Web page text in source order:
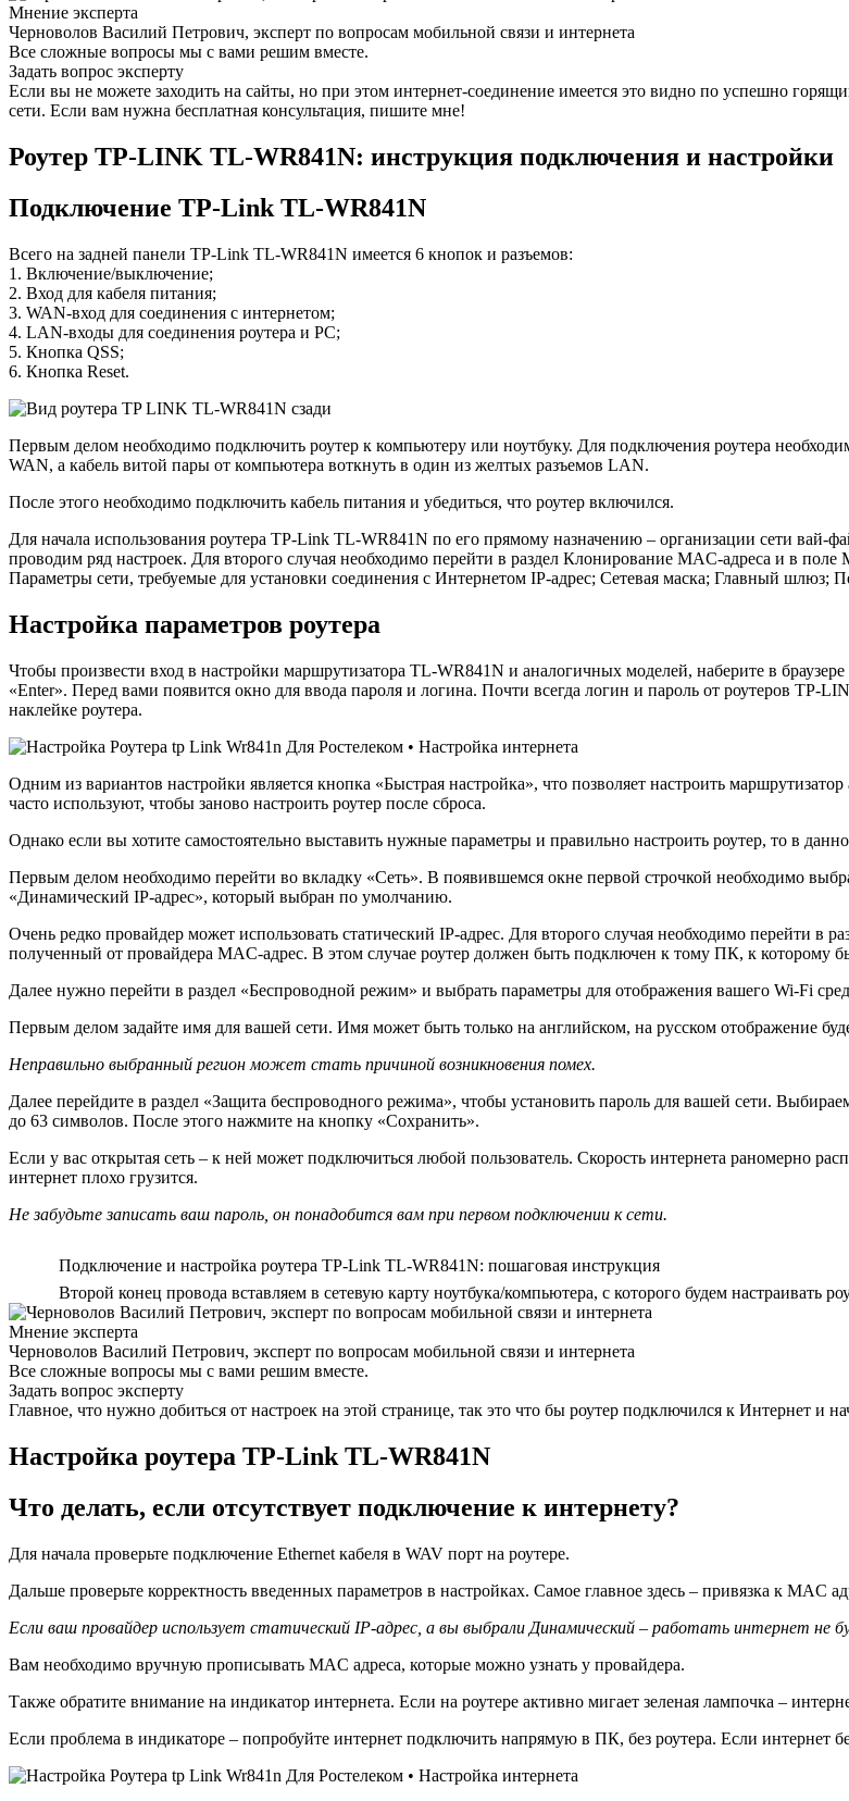
Мнение эксперта
Черноволов Василий Петрович, эксперт по вопросам мобильной связи и интернета
Все сложные вопросы мы с вами решим вместе.
Задать вопрос эксперту
Если вы не можете заходить на сайты, но при этом интернет-соединение имеется это видно по успешно
сети. Если вам нужна бесплатная консультация, пишите мне!
Роутер TP-LINK TL-WR841N: инструкция подключения и настройки
Подключение TP-Link TL-WR841N
Всего на задней панели TP-Link TL-WR841N имеется 6 кнопок и разъемов:
1. Включение/выключение;
2. Вход для кабеля питания;
3. WAN-вход для соединения с интернетом;
4. LAN-входы для соединения роутера и PC;
5. Кнопка QSS;
6. Кнопка Reset.
Первым делом необходимо подключить роутер к компьютеру или ноутбуку. Для подключения роутера
WAN, а кабель витой пары от компьютера воткнуть в один из желтых разъемов LAN.
После этого необходимо подключить кабель питания и убедиться, что роутер включился.
Для начала использования роутера TP-Link TL-WR841N по его прямому назначению – организации сети вай-
проводим ряд настроек. Для второго случая необходимо перейти в раздел Клонирование MAC-адреса и в
Параметры сети, требуемые для установки соединения с Интернетом IP-адрес; Сетевая маска; Главный
Настройка параметров роутера
Чтобы произвести вход в настройки маршрутизатора TL-WR841N и аналогичных моделей, наберите в
«Enter». Перед вами появится окно для ввода пароля и логина. Почти всегда логин и пароль от роутеров TP-
наклейке роутера.
Одним из вариантов настройки является кнопка «Быстрая настройка», что позволяет настроить
часто используют, чтобы заново настроить роутер после сброса.
Однако если вы хотите самостоятельно выставить нужные параметры и правильно настроить роутер, то в
Первым делом необходимо перейти во вкладку «Сеть». В появившемся окне первой строчкой необходимо
«Динамический IP-адрес», который выбран по умолчанию.
Очень редко провайдер может использовать статический IP-адрес. Для второго случая необходимо перейти в
полученный от провайдера MAC-адрес. В этом случае роутер должен быть подключен к тому ПК, к которому
Далее нужно перейти в раздел «Беспроводной режим» и выбрать параметры для отображения вашего Wi-Fi
Первым делом задайте имя для вашей сети. Имя может быть только на английском, на русском отображение
Неправильно выбранный регион может стать причиной возникновения помех.
Далее перейдите в раздел «Защита беспроводного режима», чтобы установить пароль для вашей сети.
до 63 символов. После этого нажмите на кнопку «Сохранить».
Если у вас открытая сеть – к ней может подключиться любой пользователь. Скорость интернета раномерно
интернет плохо грузится.
Не забудьте записать ваш пароль, он понадобится вам при первом подключении к сети.
Подключение и настройка роутера TP-Link TL-WR841N: пошаговая инструкция
Второй конец провода вставляем в сетевую карту ноутбука/компьютера, с которого будем настраивать
Мнение эксперта
Черноволов Василий Петрович, эксперт по вопросам мобильной связи и интернета
Все сложные вопросы мы с вами решим вместе.
Задать вопрос эксперту
Главное, что нужно добиться от настроек на этой странице, так это что бы роутер подключился к Интернет и
Настройка роутера TP-Link TL-WR841N
Что делать, если отсутствует подключение к интернету?
Для начала проверьте подключение Ethernet кабеля в WAV порт на роутере.
Дальше проверьте корректность введенных параметров в настройках. Самое главное здесь – привязка к MAC
Если ваш провайдер использует статический IP-адрес, а вы выбрали Динамический – работать интернет не
Вам необходимо вручную прописывать MAC адреса, которые можно узнать у провайдера.
Также обратите внимание на индикатор интернета. Если на роутере активно мигает зеленая лампочка –
Если проблема в индикаторе – попробуйте интернет подключить напрямую в ПК, без роутера. Если интернет